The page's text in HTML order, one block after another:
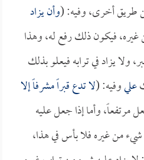
طريق أخرى، وفيه: (وأن يزاد
فيكون ذلك رفع له، وهذا
ولا يزاد في ترابه فيعلو بذلك
عليوفيه: (لا تدع قبراً مشرفاً إلا
مرتفعاً، وأما إذا جعل عليه
شيء من غيره فلا بأس في هذا،